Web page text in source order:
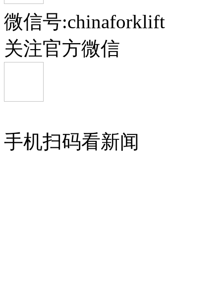
微信号:chinaforklift
关注官方微信
手机扫码看新闻